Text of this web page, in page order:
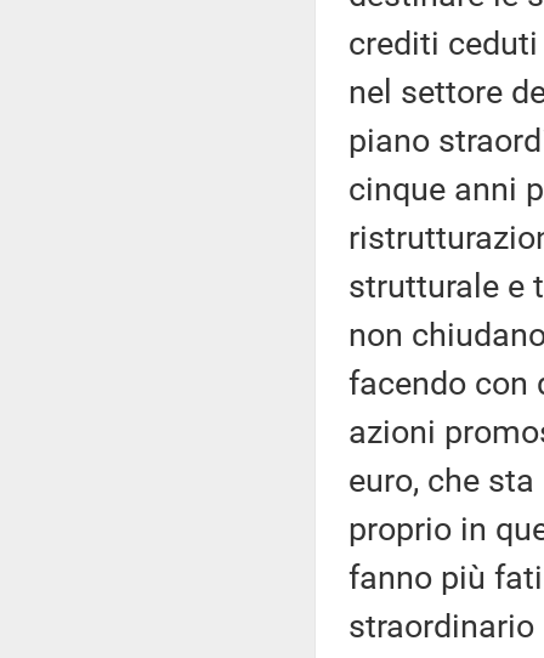
crediti
nel settore
piano
cinque anni
strutturale e
non
facendo con
azioni
euro, che
proprio in
fanno più
straordinario